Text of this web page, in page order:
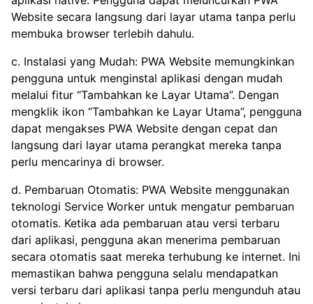
Website secara langsung dari layar utama tanpa perlu
membuka browser terlebih dahulu.
c. Instalasi yang Mudah: PWA Website memungkinkan
pengguna untuk menginstal aplikasi dengan mudah
melalui fitur “Tambahkan ke Layar Utama”. Dengan
mengklik ikon “Tambahkan ke Layar Utama”, pengguna
dapat mengakses PWA Website dengan cepat dan
langsung dari layar utama perangkat mereka tanpa
perlu mencarinya di browser.
d. Pembaruan Otomatis: PWA Website menggunakan
teknologi Service Worker untuk mengatur pembaruan
otomatis. Ketika ada pembaruan atau versi terbaru
dari aplikasi, pengguna akan menerima pembaruan
secara otomatis saat mereka terhubung ke internet. Ini
memastikan bahwa pengguna selalu mendapatkan
versi terbaru dari aplikasi tanpa perlu mengunduh atau